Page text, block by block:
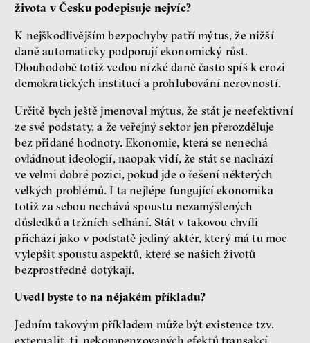
života v Česku podepisuje nejvíc?
K nejškodlivějším bezpochyby patří mýtus, že nižší
daně automaticky podporují ekonomický růst.
Dlouhodobě totiž vedou nízké daně často spíš k erozi
demokratických institucí a prohlubování nerovností.
Určitě bych ještě jmenoval mýtus, že stát je neefektivní
ze své podstaty, a že veřejný sektor jen přerozděluje
bez přidané hodnoty. Ekonomie, která se nenechá
ovládnout ideologií, naopak vidí, že stát se nachází
ve velmi dobré pozici, pokud jde o řešení některých
velkých problémů. I ta nejlépe fungující ekonomika
totiž za sebou nechává spoustu nezamýšlených
důsledků a tržních selhání. Stát v takovou chvíli
přichází jako v podstatě jediný aktér, který má tu moc
vylepšit spoustu aspektů, které se našich životů
bezprostředně dotýkají.
Uvedl byste to na nějakém příkladu?
Jedním takovým příkladem může být existence tzv.
externalit, tj. nekompenzovaných efektů transakcí